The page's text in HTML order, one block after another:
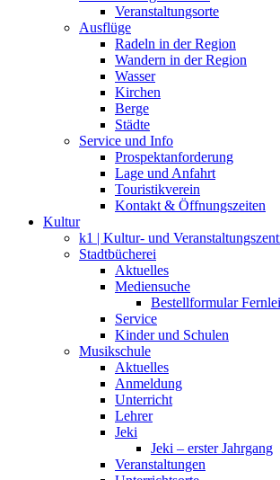
Veranstaltungsorte
Ausflüge
Radeln in der Region
Wandern in der Region
Wasser
Kirchen
Berge
Städte
Service und Info
Prospektanforderung
Lage und Anfahrt
Touristikverein
Kontakt & Öffnungszeiten
Kultur
k1 | Kultur- und
Stadtbücherei
Aktuelles
Mediensuche
Bestellformular
Service
Kinder und Schulen
Musikschule
Aktuelles
Anmeldung
Unterricht
Lehrer
Jeki
Jeki – erster Jahrgang
Veranstaltungen